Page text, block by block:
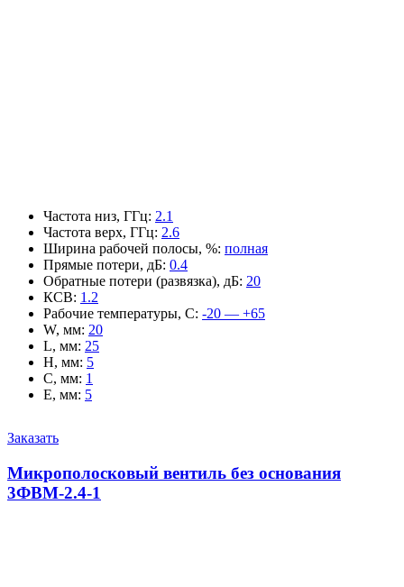
Частота низ, ГГц: 2.1
Частота верх, ГГц: 2.6
Ширина рабочей полосы, %: полная
Прямые потери, дБ: 0.4
Обратные потери (развязка), дБ: 20
КСВ: 1.2
Рабочие температуры, С: -20 — +65
W, мм: 20
L, мм: 25
H, мм: 5
C, мм: 1
E, мм: 5
Заказать
Микрополосковый вентиль без основания
3ФВМ-2.4-1